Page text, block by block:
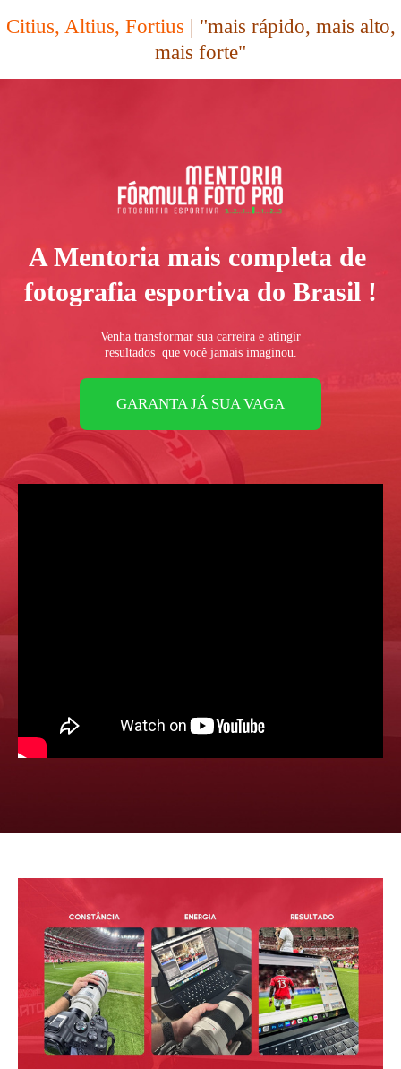
Citius, Altius, Fortius | "mais rápido, mais alto,
mais forte"
A Mentoria mais completa de
fotografia esportiva do Brasil !
Venha transformar sua carreira e atingir
resultados que você jamais imaginou.
GARANTA JÁ SUA VAGA